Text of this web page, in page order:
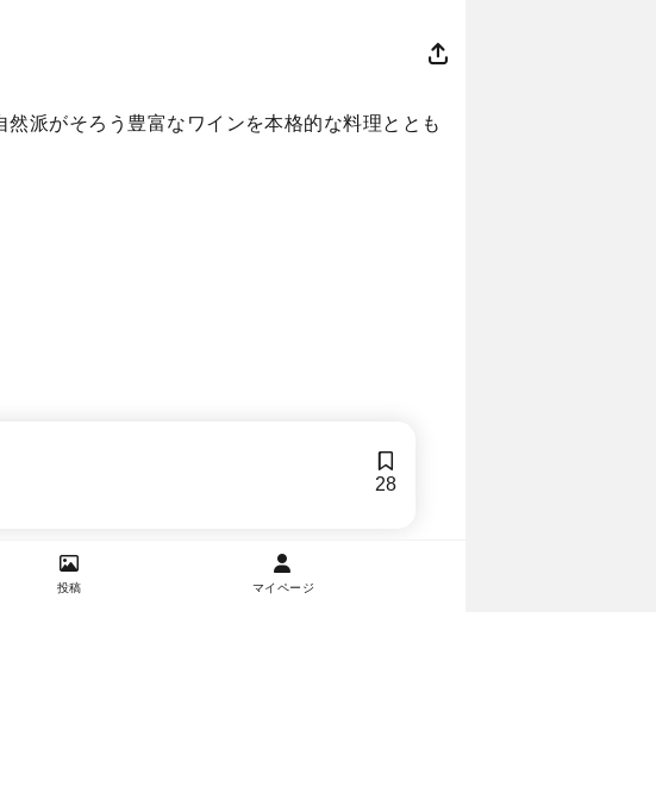
派がそろう豊富なワインを本格的な料理ととも
28
投稿 マイページ